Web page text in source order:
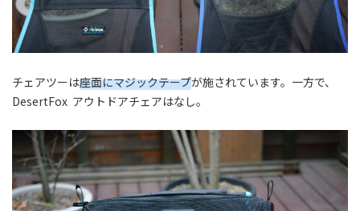
チェアツーは座面にマジックテープが施されています。一方で、
DesertFox アウトドアチェアはなし。